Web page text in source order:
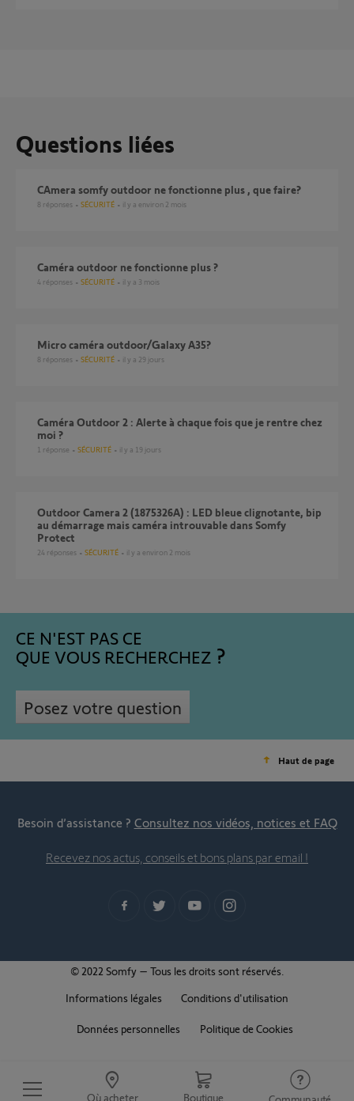
Où acheter Boutique
Questions liées
CAmera somfy outdoor ne fonctionne plus , que faire?
8 réponses SÉCURITÉ il y a environ 2 mois
Caméra outdoor ne fonctionne plus ?
4 réponses SÉCURITÉ il y a 3 mois
Micro caméra outdoor/Galaxy A35?
8 réponses SÉCURITÉ il y a 29 jours
Caméra Outdoor 2 : Alerte à chaque fois que je rentre chez
moi ?
1 réponse SÉCURITÉ il y a 19 jours
Outdoor Camera 2 (1875326A) : LED bleue clignotante, bip
au démarrage mais caméra introuvable dans Somfy
Protect
24 réponses SÉCURITÉ il y a environ 2 mois
CE N'EST PAS CE
QUE VOUS RECHERCHEZ
Posez votre question
Haut de page
Besoin d’assistance ? Consultez nos vidéos, notices et FAQ
Recevez nos actus, conseils et bons plans par email !
© 2022 Somfy – Tous les droits sont réservés.
Informations légales
Conditions d'utilisation
Données personnelles Politique de Cookies